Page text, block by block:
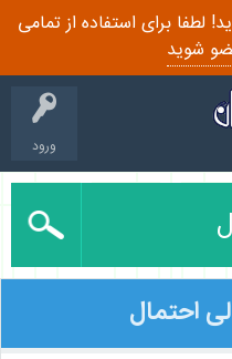
لطفا برای استفاده از تمامی
شوید
ورود
احتمال